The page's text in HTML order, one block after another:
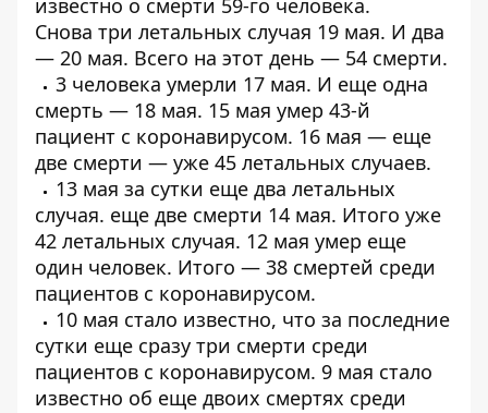
известно о смерти 59-го человека.
Снова три летальных случая 19 мая. И два
— 20 мая. Всего на этот день — 54 смерти.
3 человека умерли 17 мая. И еще одна
смерть — 18 мая. 15 мая умер 43-й
пациент с коронавирусом. 16 мая — еще
две смерти — уже 45 летальных случаев.
13 мая за сутки еще два летальных
случая. еще две смерти 14 мая. Итого уже
42 летальных случая. 12 мая умер еще
один человек. Итого — 38 смертей среди
пациентов с коронавирусом.
10 мая стало известно, что за последние
сутки еще сразу три смерти среди
пациентов с коронавирусом. 9 мая стало
известно об еще двоих смертях среди